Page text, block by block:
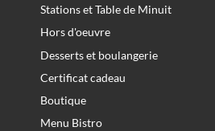
Stations et Table de Minuit
Hors d'oeuvre
Desserts et boulangerie
Certificat cadeau
Boutique
Menu Bistro